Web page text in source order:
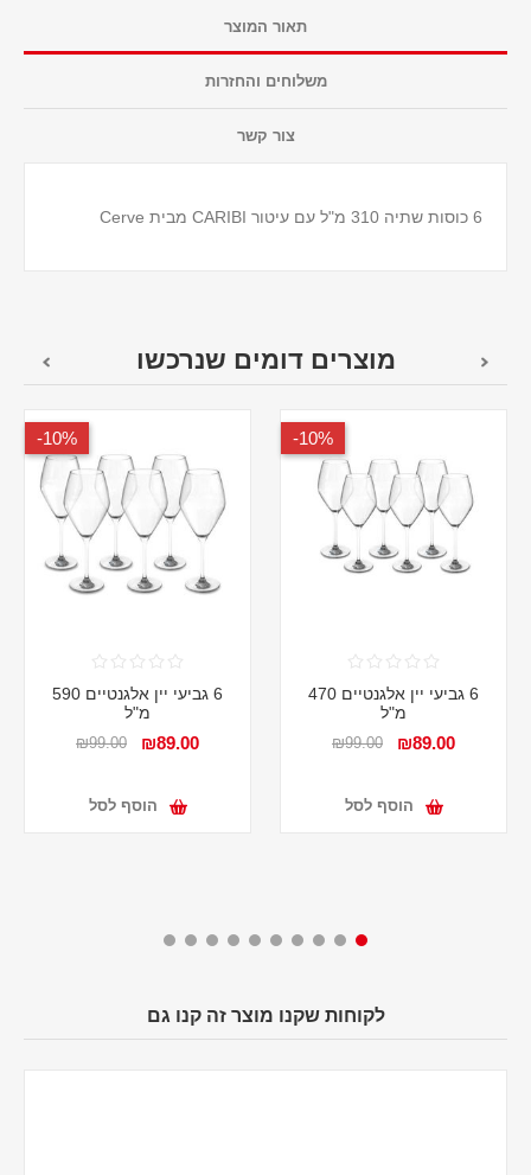
תאור המוצר
משלוחים והחזרות
צור קשר
6 כוסות שתיה 310 מ"ל עם עיטור CARIBI מבית Cerve
מוצרים דומים שנרכשו
10%-
6 גביעי יין אלגנטיים 470
מ"ל
₪89.00
₪99.00
הוסף לסל
10%-
6 גביעי יין אלגנטיים 590
מ"ל
₪89.00
₪99.00
הוסף לסל
לקוחות שקנו מוצר זה קנו גם